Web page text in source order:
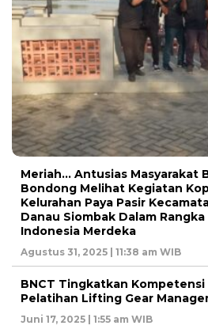
Meriah… Antusias Masyarakat
Bondong Melihat Kegiatan
Kelurahan Paya Pasir
Danau Siombak Dalam
Indonesia Merdeka
Agustus 31, 2025 | 11:38 am WIB
BNCT Tingkatkan
Pelatihan Lifting Gear
Juni 17, 2025 | 1:55 am WIB